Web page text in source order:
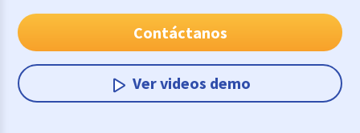
Contáctanos
Ver videos demo